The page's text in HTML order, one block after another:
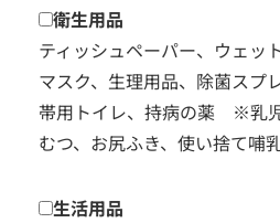
衛生用品
ティッシュペーパー、ウェッ
マスク、生理用品、除菌スプ
帯用トイレ、持病の薬 ※乳
むつ、お尻ふき、使い捨て哺
生活用品